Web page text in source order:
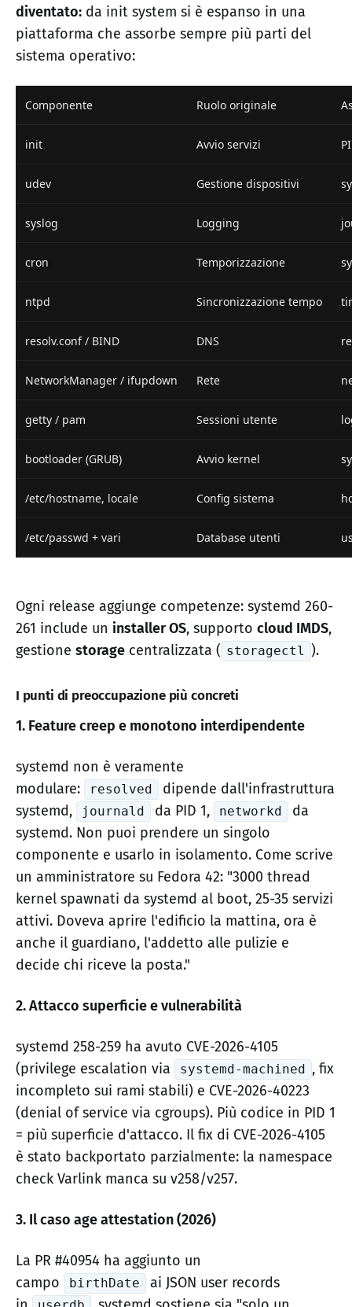
diventato: da init system si è espanso in una
piattaforma che assorbe sempre più parti del
sistema operativo:
Componente Ruolo originale
init Avvio servizi
udev Gestione dispositivi
syslog Logging
cron Temporizzazione
ntpd Sincronizzazione tempo
resolv.conf / BIND DNS
NetworkManager / ifupdown Rete
getty / pam Sessioni utente
bootloader (GRUB) Avvio kernel
/etc/hostname, locale Config sistema
/etc/passwd + vari Database utenti
Ogni release aggiunge competenze: systemd 260-
261 include un installer OS, supporto cloud IMDS,
gestione storage centralizzata ( storagectl ).
I punti di preoccupazione più concreti
1. Feature creep e monotono interdipendente
systemd non è veramente
modulare:
resolved
dipende dall'infrastruttura
systemd,
journald da PID 1, networkd
da
systemd. Non puoi prendere un singolo
componente e usarlo in isolamento. Come scrive
un amministratore su Fedora 42: "3000 thread
kernel spawnati da systemd al boot, 25-35 servizi
attivi. Doveva aprire l'edificio la mattina, ora è
anche il guardiano, l'addetto alle pulizie e
decide chi riceve la posta."
2. Attacco superficie e vulnerabilità
systemd 258-259 ha avuto CVE-2026-4105
(privilege escalation via
systemd-machined
, fix
incompleto sui rami stabili) e CVE-2026-40223
(denial of service via cgroups). Più codice in PID 1
= più superficie d'attacco. Il fix di CVE-2026-4105
è stato backportato parzialmente: la namespace
check Varlink manca su v258/v257.
3. Il caso age attestation (2026)
La PR #40954 ha aggiunto un
campo
birthDate
ai JSON user records